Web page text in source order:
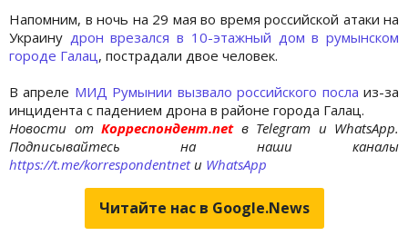
Напомним, в ночь на 29 мая во время российской атаки на
Украину дрон врезался в 10-этажный дом в румынском
городе Галац , пострадали двое человек.
В апреле МИД Румынии вызвало российского посла из-за
инцидента с падением дрона в районе города Галац.
Новости отКорреспондент.net в Telegram и WhatsApp.
Подписывайтесь на наши каналы
https://t.me/korrespondentnetи WhatsApp
Читайте нас в Google.News